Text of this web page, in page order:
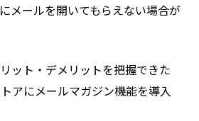
メールを開いてもらえない場合が
ット・デメリットを把握できた
アにメールマガジン機能を導入